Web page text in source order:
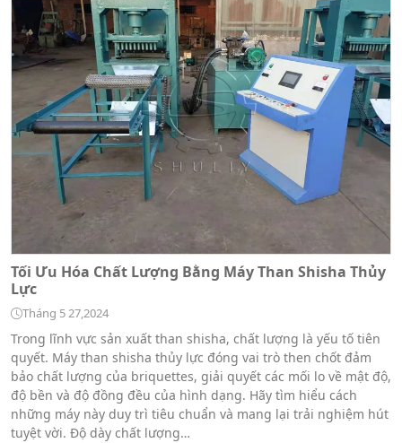
Tối Ưu Hóa Chất Lượng Bằng Máy Than Shisha Thủy
Lực
Tháng 5 27,2024
Trong lĩnh vực sản xuất than shisha, chất lượng là yếu tố tiên
quyết. Máy than shisha thủy lực đóng vai trò then chốt đảm
bảo chất lượng của briquettes, giải quyết các mối lo về mật độ,
độ bền và độ đồng đều của hình dạng. Hãy tìm hiểu cách
những máy này duy trì tiêu chuẩn và mang lại trải nghiệm hút
tuyệt vời. Độ dày chất lượng…